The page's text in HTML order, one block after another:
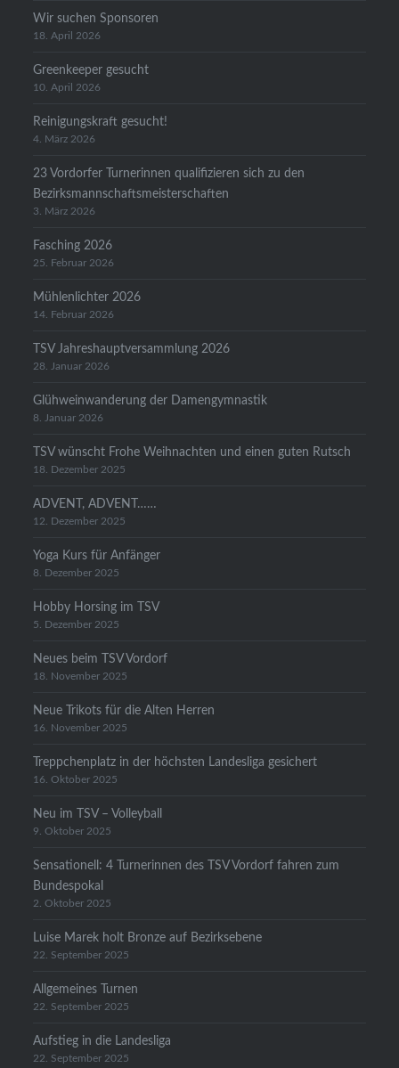
Wir suchen Sponsoren
18. April 2026
Greenkeeper gesucht
10. April 2026
Reinigungskraft gesucht!
4. März 2026
23 Vordorfer Turnerinnen qualifizieren sich zu den
Bezirksmannschaftsmeisterschaften
3. März 2026
Fasching 2026
25. Februar 2026
Mühlenlichter 2026
14. Februar 2026
TSV Jahreshauptversammlung 2026
28. Januar 2026
Glühweinwanderung der Damengymnastik
8. Januar 2026
TSV wünscht Frohe Weihnachten und einen guten Rutsch
18. Dezember 2025
ADVENT, ADVENT……
12. Dezember 2025
Yoga Kurs für Anfänger
8. Dezember 2025
Hobby Horsing im TSV
5. Dezember 2025
Neues beim TSV Vordorf
18. November 2025
Neue Trikots für die Alten Herren
16. November 2025
Treppchenplatz in der höchsten Landesliga gesichert
16. Oktober 2025
Neu im TSV – Volleyball
9. Oktober 2025
Sensationell: 4 Turnerinnen des TSV Vordorf fahren zum
Bundespokal
2. Oktober 2025
Luise Marek holt Bronze auf Bezirksebene
22. September 2025
Allgemeines Turnen
22. September 2025
Aufstieg in die Landesliga
22. September 2025